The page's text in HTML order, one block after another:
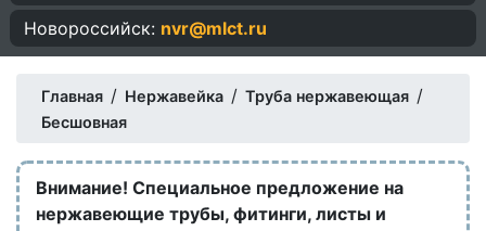
Новороссийск: nvr@mlct.ru
Главная / Нержавейка / Труба нержавеющая /
Бесшовная
Внимание! Специальное предложение на
нержавеющие трубы, фитинги, листы и